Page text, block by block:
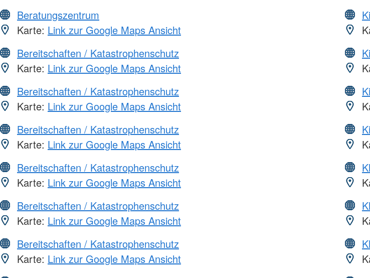
Beratungszentrum
Karte: Link zur Google Maps Ansicht
Bereitschaften / Katastrophenschutz
Karte: Link zur Google Maps Ansicht
Bereitschaften / Katastrophenschutz
Karte: Link zur Google Maps Ansicht
Bereitschaften / Katastrophenschutz
Karte: Link zur Google Maps Ansicht
Bereitschaften / Katastrophenschutz
Karte: Link zur Google Maps Ansicht
Bereitschaften / Katastrophenschutz
Karte: Link zur Google Maps Ansicht
Bereitschaften / Katastrophenschutz
Karte: Link zur Google Maps Ansicht